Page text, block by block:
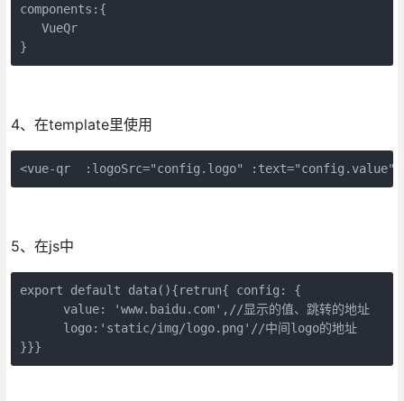
components:{
   VueQr
}
4、在template里使用
<vue-qr  :logoSrc="config.logo" :text="config.value"
5、在js中
export default data(){retrun{ config: {
      value: 'www.baidu.com',//显示的值、跳转的地址
      logo:'static/img/logo.png'//中间logo的地址
}}}